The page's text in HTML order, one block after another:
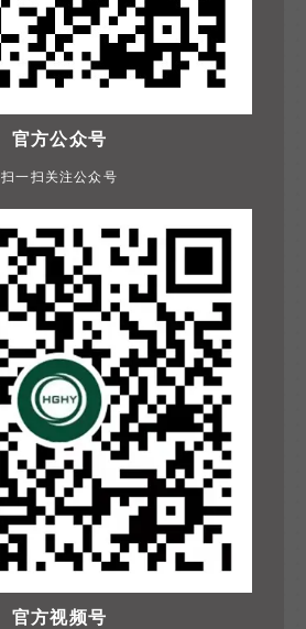
官方公众号
扫一扫关注公众号
官方视频号